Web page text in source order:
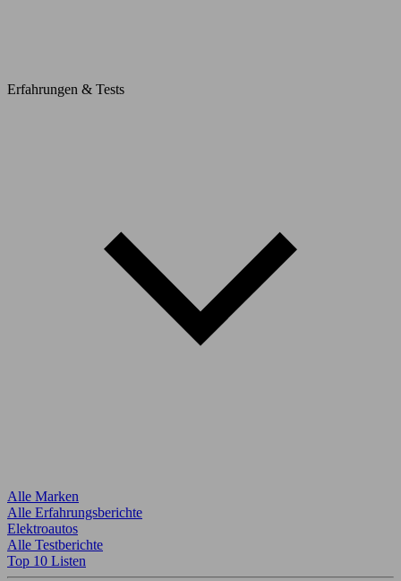
Erfahrungen & Tests
Alle Marken
Alle Erfahrungsberichte
Elektroautos
Alle Testberichte
Top 10 Listen